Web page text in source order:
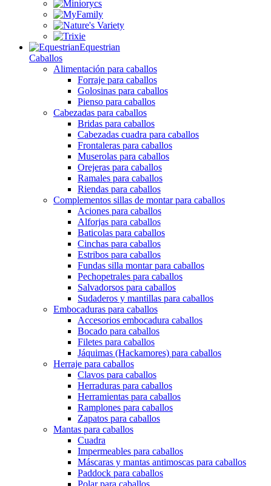
Equestrian
Caballos
Alimentación para caballos
Forraje para caballos
Golosinas para caballos
Pienso para caballos
Cabezadas para caballos
Bridas para caballos
Cabezadas cuadra para caballos
Frontaleras para caballos
Muserolas para caballos
Orejeras para caballos
Ramales para caballos
Riendas para caballos
Complementos sillas de montar para caballos
Aciones para caballos
Alforjas para caballos
Baticolas para caballos
Cinchas para caballos
Estribos para caballos
Fundas silla montar para caballos
Pechopetrales para caballos
Salvadorsos para caballos
Sudaderos y mantillas para caballos
Embocaduras para caballos
Accesorios embocadura caballos
Bocado para caballos
Filetes para caballos
Jáquimas (Hackamores) para caballos
Herraje para caballos
Clavos para caballos
Herraduras para caballos
Herramientas para caballos
Ramplones para caballos
Zapatos para caballos
Mantas para caballos
Cuadra
Impermeables para caballos
Máscaras y mantas antimoscas para caballos
Paddock para caballos
Polar para caballos